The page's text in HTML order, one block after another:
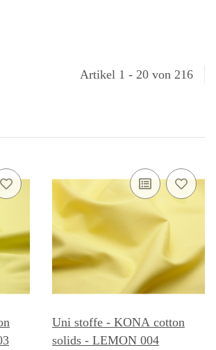
Artikel 1 - 20 von 216
Uni stoffe - KONA cotton
solids - LEMON 004